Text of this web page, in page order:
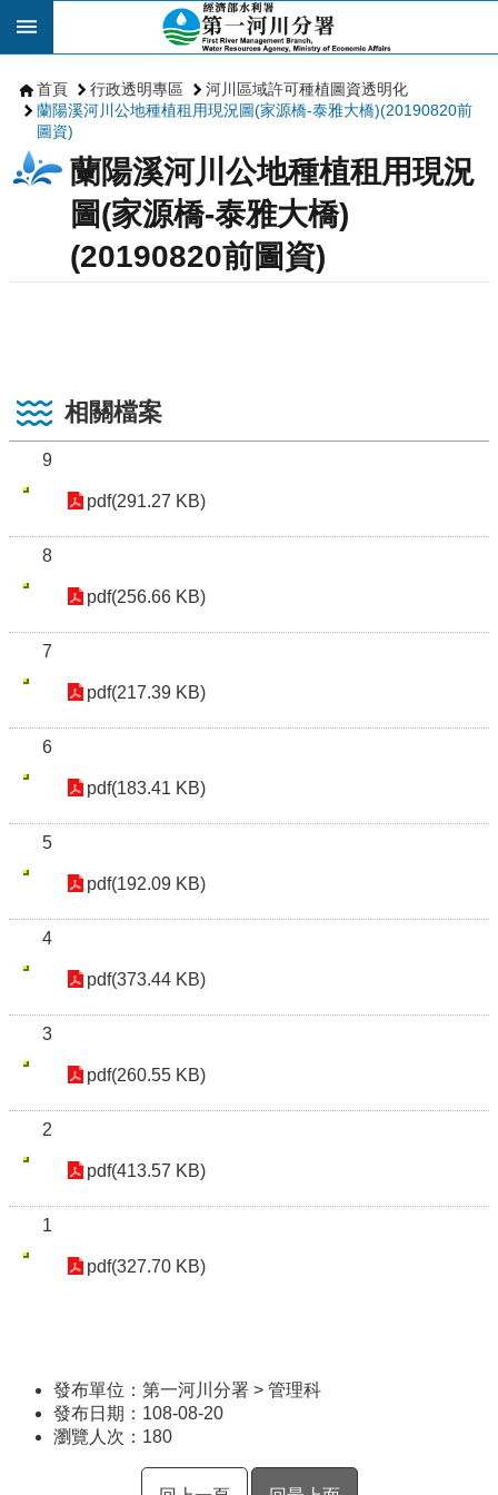
跳到主要內容區塊
首頁 行政透明專區
河川區域許可種植圖資透明化
蘭陽溪河川公地種植租用現況圖(家源橋-泰雅大橋)(20190820前
圖資)
蘭陽溪河川公地種植租用現況
圖(家源橋-泰雅大橋)
(20190820前圖資)
相關檔案
9
pdf(291.27 KB)
8
pdf(256.66 KB)
7
pdf(217.39 KB)
6
pdf(183.41 KB)
5
pdf(192.09 KB)
4
pdf(373.44 KB)
3
pdf(260.55 KB)
2
pdf(413.57 KB)
1
pdf(327.70 KB)
發布單位：第一河川分署 > 管理科
發布日期：108-08-20
瀏覽人次： 180